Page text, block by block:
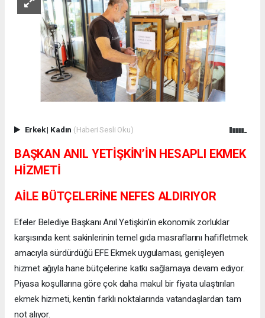
Erkek| Kadın (Haberi Sesli Oku)
BAŞKAN ANIL YETİŞKİN’İN HESAPLI EKMEK
HİZMETİ
AİLE BÜTÇELERİNE NEFES ALDIRIYOR
Efeler Belediye Başkanı Anıl Yetişkin’in ekonomik zorluklar
karşısında kent sakinlerinin temel gıda masraflarını hafifletmek
amacıyla sürdürdüğü EFE Ekmek uygulaması, genişleyen
hizmet ağıyla hane bütçelerine katkı sağlamaya devam ediyor.
Piyasa koşullarına göre çok daha makul bir fiyata ulaştırılan
ekmek hizmeti, kentin farklı noktalarında vatandaşlardan tam
not alıyor.